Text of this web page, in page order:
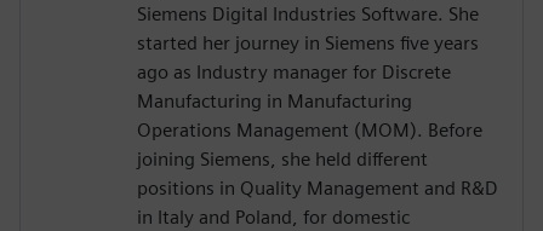
Siemens Digital Industries Software. She
started her journey in Siemens five years
ago as Industry manager for Discrete
Manufacturing in Manufacturing
Operations Management (MOM). Before
joining Siemens, she held different
positions in Quality Management and R&D
in Italy and Poland, for domestic